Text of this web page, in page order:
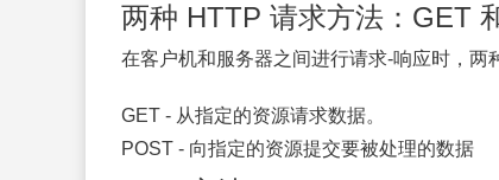
两种 HTTP 请求方法：GET
在客户机和服务器之间进行请求-响应时，两
GET - 从指定的资源请求数据。
POST - 向指定的资源提交要被处理的数据